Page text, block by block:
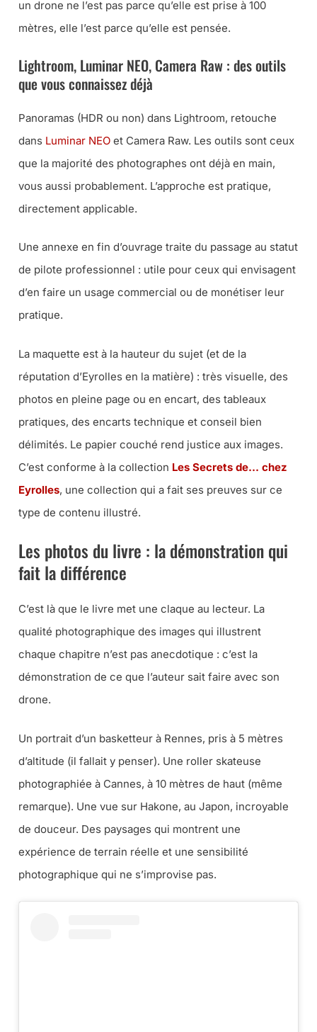
un drone ne l’est pas parce qu’elle est prise à 100
mètres, elle l’est parce qu’elle est pensée.
Lightroom, Luminar NEO, Camera Raw : des outils
que vous connaissez déjà
Panoramas (HDR ou non) dans Lightroom, retouche
dans Luminar NEO et Camera Raw. Les outils sont ceux
que la majorité des photographes ont déjà en main,
vous aussi probablement. L’approche est pratique,
directement applicable.
Une annexe en fin d’ouvrage traite du passage au statut
de pilote professionnel : utile pour ceux qui envisagent
d’en faire un usage commercial ou de monétiser leur
pratique.
La maquette est à la hauteur du sujet (et de la
réputation d’Eyrolles en la matière) : très visuelle, des
photos en pleine page ou en encart, des tableaux
pratiques, des encarts technique et conseil bien
délimités. Le papier couché rend justice aux images.
C’est conforme à la collection Les Secrets de… chez
Eyrolles, une collection qui a fait ses preuves sur ce
type de contenu illustré.
Les photos du livre : la démonstration qui
fait la différence
C’est là que le livre met une claque au lecteur. La
qualité photographique des images qui illustrent
chaque chapitre n’est pas anecdotique : c’est la
démonstration de ce que l’auteur sait faire avec son
drone.
Un portrait d’un basketteur à Rennes, pris à 5 mètres
d’altitude (il fallait y penser). Une roller skateuse
photographiée à Cannes, à 10 mètres de haut (même
remarque). Une vue sur Hakone, au Japon, incroyable
de douceur. Des paysages qui montrent une
expérience de terrain réelle et une sensibilité
photographique qui ne s’improvise pas.